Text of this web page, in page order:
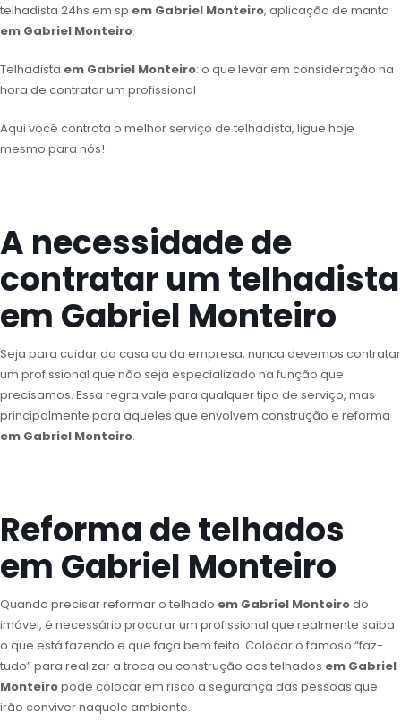
telhadista 24hs em sp em Gabriel Monteiro, aplicação de manta
em Gabriel Monteiro.
Telhadista em Gabriel Monteiro: o que levar em consideração na
hora de contratar um profissional
Aqui você contrata o melhor serviço de telhadista, ligue hoje
mesmo para nós!
A necessidade de
contratar um telhadista
em Gabriel Monteiro
Seja para cuidar da casa ou da empresa, nunca devemos contratar
um profissional que não seja especializado na função que
precisamos. Essa regra vale para qualquer tipo de serviço, mas
principalmente para aqueles que envolvem construção e reforma
em Gabriel Monteiro.
Reforma de telhados
em Gabriel Monteiro
Quando precisar reformar o telhado em Gabriel Monteirodo
imóvel, é necessário procurar um profissional que realmente saiba
o que está fazendo e que faça bem feito. Colocar o famoso “faz-
tudo” para realizar a troca ou construção dos telhados em Gabriel
Monteiropode colocar em risco a segurança das pessoas que
irão conviver naquele ambiente.